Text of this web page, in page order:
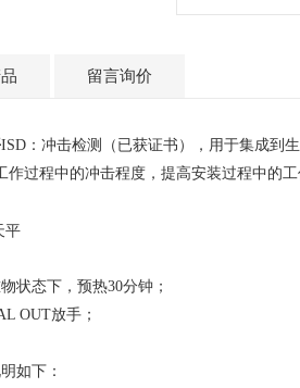
留言询价
ISD ：冲击检测（已获证书），用于集成到
作过程中的冲击程度，提高安装过程中的
状态下，预热30分钟；
OUT放手；
如下：